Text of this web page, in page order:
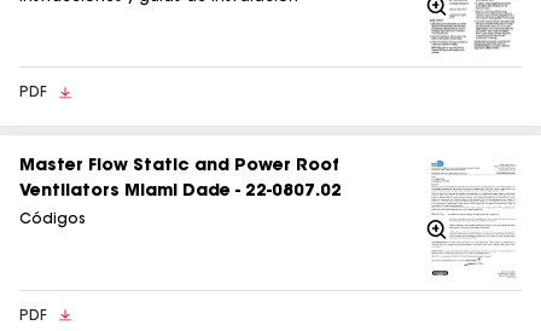
Acercarse
PDF
Master Flow Static and Power Roof
Ventilators Miami Dade - 22-0807.02
Códigos Acercarse
PDF